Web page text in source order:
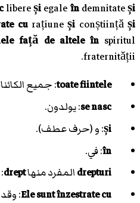
libereșiegaleîndemnitateși
curațiuneși conștiințăși
față de altele în spiritul
fraternității.
toate fiintele: جميع
se nasc: يولدون.
și: و (حرف عطف).
în: في.
drepturiالمفرد منهاdrept
Ele sunt înzestrate cu
: